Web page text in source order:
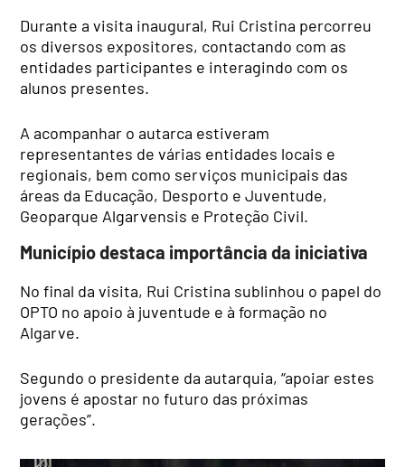
Durante a visita inaugural, Rui Cristina percorreu
os diversos expositores, contactando com as
entidades participantes e interagindo com os
alunos presentes.
A acompanhar o autarca estiveram
representantes de várias entidades locais e
regionais, bem como serviços municipais das
áreas da Educação, Desporto e Juventude,
Geoparque Algarvensis e Proteção Civil.
Município destaca importância da iniciativa
No final da visita, Rui Cristina sublinhou o papel do
OPTO no apoio à juventude e à formação no
Algarve.
Segundo o presidente da autarquia, “apoiar estes
jovens é apostar no futuro das próximas
gerações”.